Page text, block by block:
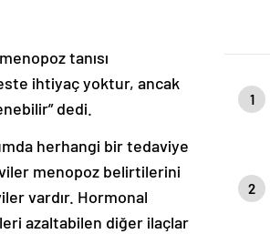
tanısı
ihtiyaç yoktur, ancak
dedi.
herhangi bir tedaviye
menopoz belirtilerini
vardır. Hormonal
azaltabilen diğer ilaçlar
1
2